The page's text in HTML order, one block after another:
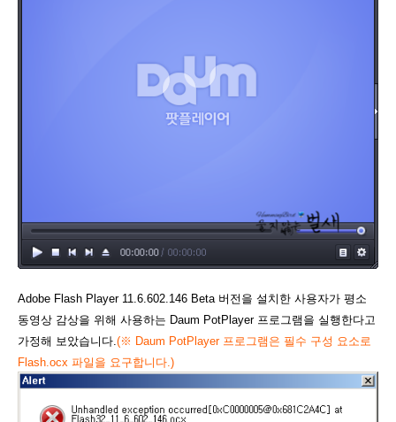
Adobe Flash Player 11.6.602.146 Beta 버전을 설치한 사용자가 평소
동영상 감상을 위해 사용하는 Daum PotPlayer 프로그램을 실행한다고
가정해 보았습니다.(※ Daum PotPlayer 프로그램은 필수 구성 요소로
Flash.ocx 파일을 요구합니다.)